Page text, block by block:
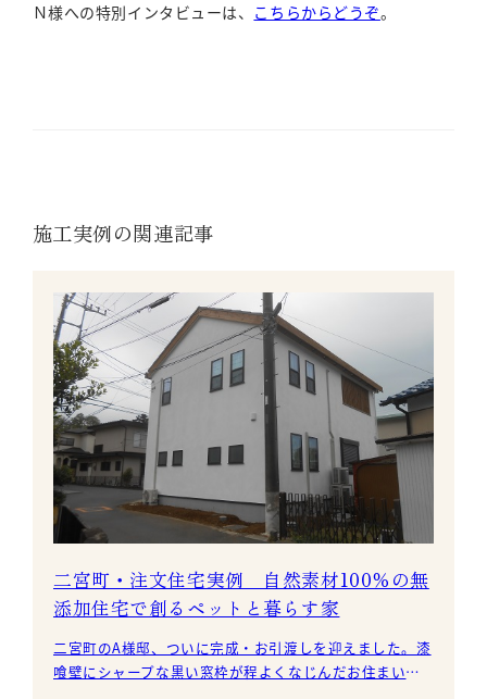
Ｎ様への特別インタビューは、 こちらからどうぞ。
施工実例の関連記事
二宮町・注文住宅実例 自然素材100％の無
添加住宅で創るペットと暮らす家
二宮町のA様邸、ついに完成・お引渡しを迎えました。漆
喰壁にシャープな黒い窓枠が程よくなじんだお住まいで